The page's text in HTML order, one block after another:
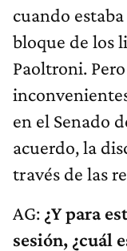
cuando
bloque de los
Paoltroni.
en el Senado
acuerdo, la
través de las
AG: ¿Y para
sesión, ¿cuál